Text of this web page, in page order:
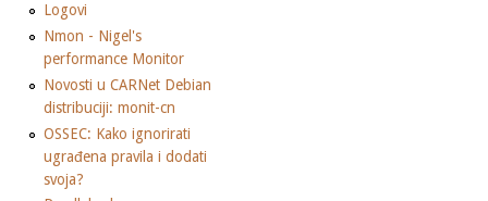
Logovi
Nmon - Nigel's
performance Monitor
Novosti u CARNet Debian
distribuciji: monit-cn
OSSEC: Kako ignorirati
ugrađena pravila i dodati
svoja?